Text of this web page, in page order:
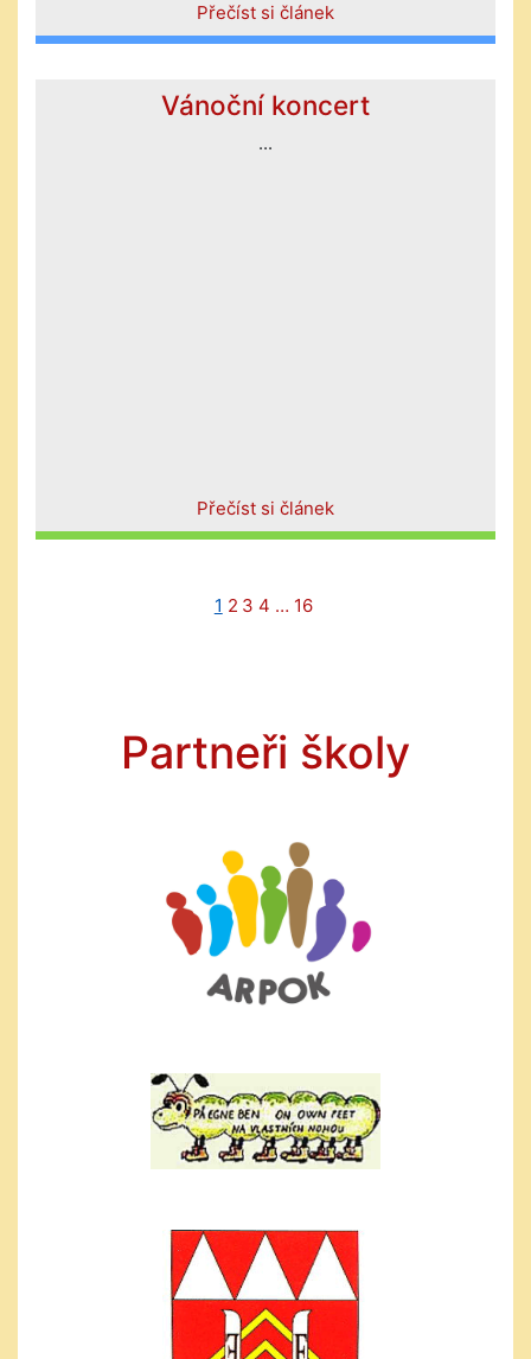
Přečíst si článek
Vánoční koncert
...
Přečíst si článek
1 2 3 4 … 16
Partneři školy